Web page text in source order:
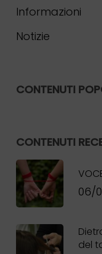
Informazioni
Notizie
CONTENUTI
CONTENUTI
06/
del